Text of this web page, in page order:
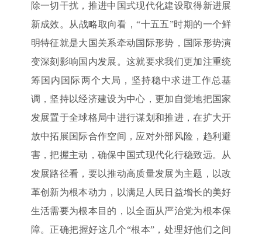
除一切干扰，推进中国式现代化建设取得新进展
新成效。从战略取向看，“十五五”时期的一个鲜
明特征就是大国关系牵动国际形势，国际形势演
变深刻影响国内发展。这就要求我们更加注重统
筹国内国际两个大局，坚持稳中求进工作总基
调，坚持以经济建设为中心，更加自觉地把国家
发展置于全球格局中进行谋划和推进，在扩大开
放中拓展国际合作空间，应对外部风险，趋利避
害，把握主动，确保中国式现代化行稳致远。从
发展路径看，要以推动高质量发展为主题，以改
革创新为根本动力，以满足人民日益增长的美好
生活需要为根本目的，以全面从严治党为根本保
障。正确把握好这几个“根本”，处理好他们之间